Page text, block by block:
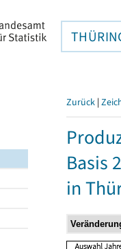
Zurück |
Basis
in